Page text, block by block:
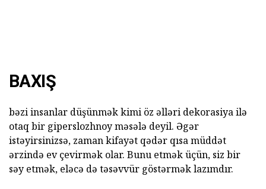
BAXIŞ
bəzi insanlar düşünmək kimi öz əlləri dekorasiya ilə
otaq bir giperslozhnoy məsələ deyil. Əgər
istəyirsinizsə, zaman kifayət qədər qısa müddət
ərzində ev çevirmək olar. Bunu etmək üçün, siz bir
səy etmək, eləcə də təsəvvür göstərmək lazımdır.